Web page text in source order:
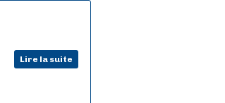
Lire la suite